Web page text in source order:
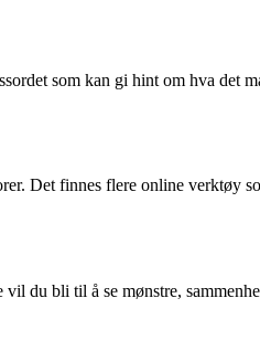
som kan gi hint om hva det
Det finnes flere online verktøy
du bli til å se mønstre,